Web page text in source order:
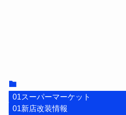
01スーパーマーケット
01新店改装情報